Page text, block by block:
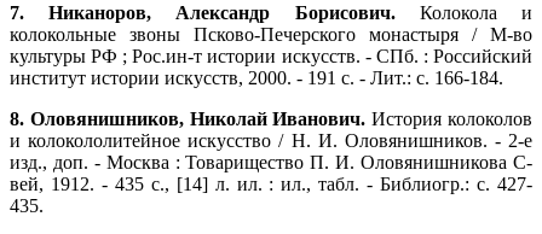
7. Никаноров, Александр Борисович.Колокола и
колокольные звоны Псково-Печерского монастыря / М-во
культуры РФ ; Рос.ин-т истории искусств. - СПб. : Российский
институт истории искусств, 2000. - 191 с. - Лит.: с. 166-184.
8. Оловянишников, Николай Иванович. История колоколов
и колокололитейное искусство / Н. И. Оловянишников. - 2-е
изд., доп. - Москва : Товарищество П. И. Оловянишникова С-
вей, 1912. - 435 с., [14] л. ил. : ил., табл. - Библиогр.: с. 427-
435.